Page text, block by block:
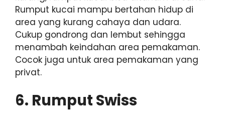
Rumput kucai mampu bertahan hidup di
area yang kurang cahaya dan udara.
Cukup gondrong dan lembut sehingga
menambah keindahan area pemakaman.
Cocok juga untuk area pemakaman yang
privat.
6. Rumput Swiss